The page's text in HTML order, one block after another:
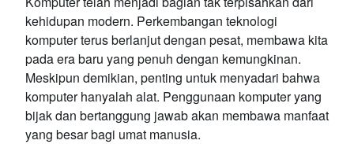
kehidupan modern. Perkembangan teknologi
komputer terus berlanjut dengan pesat, membawa kita
pada era baru yang penuh dengan kemungkinan.
Meskipun demikian, penting untuk menyadari bahwa
komputer hanyalah alat. Penggunaan komputer yang
bijak dan bertanggung jawab akan membawa manfaat
yang besar bagi umat manusia.